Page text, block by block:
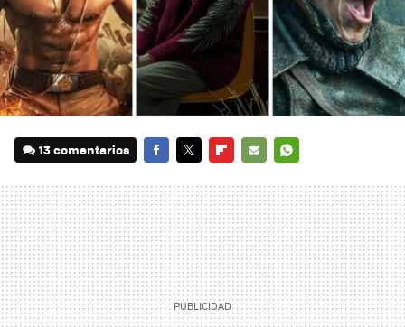
13 comentarios
MAIL